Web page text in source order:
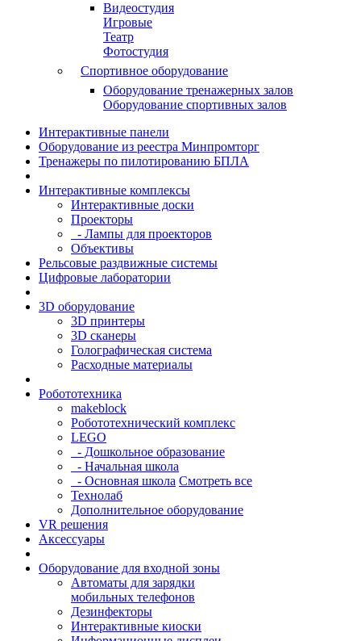
Видеостудия
Игровые
Театр
Фотостудия
Спортивное оборудование
Оборудование тренажерных залов
Оборудование спортивных залов
Интерактивные панели
Оборудование из реестра Минпромторг
Тренажеры по пилотированию БПЛА
Интерактивные комплексы
Интерактивные доски
Проекторы
- Лампы для проекторов
Объективы
Рельсовые раздвижные системы
Цифровые лаборатории
3D оборудование
3D принтеры
3D сканеры
Голографическая система
Расходные материалы
Робототехника
makeblock
Робототехнический комплекс
LEGO
- Дошкольное образование
- Начальная школа
- Основная школа Смотреть все
Технолаб
Дополнительное оборудование
VR решения
Аксессуары
Оборудование для входной зоны
Автоматы для зарядки
мобильных телефонов
Дезинфекторы
Интерактивные киоски